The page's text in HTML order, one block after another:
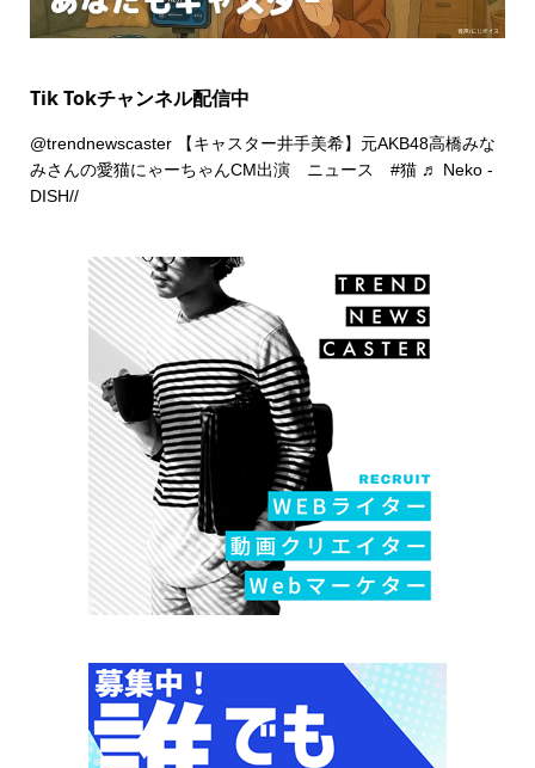
Tik Tokチャンネル配信中
@trendnewscaster【キャスター井手美希】元AKB48高橋みな
みさんの愛猫にゃーちゃんCM出演 ニュース #猫 ♬ Neko -
DISH//